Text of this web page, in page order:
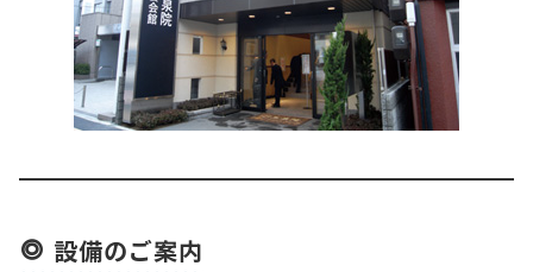
設備のご案内